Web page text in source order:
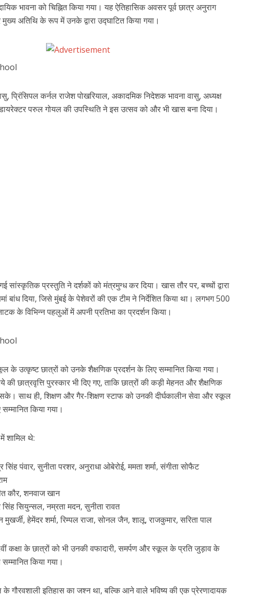
भावना को चिह्नित किया गया। यह ऐतिहासिक अवसर पूर्व छात्र अनुराग
अतिथि के रूप में उनके द्वारा उद्घाटित किया गया।
कर्नल राजेश पोखरियाल, अकादमिक निदेशक भावना वासु, अध्यक्ष
परुल गोयल की उपस्थिति ने इस उत्सव को और भी खास बना दिया।
प्रस्तुति ने दर्शकों को मंत्रमुग्ध कर दिया। खास तौर पर, बच्चों द्वारा
बांध दिया, जिसे मुंबई के पेशेवरों की एक टीम ने निर्देशित किया था। लगभग 500
के विभिन्न पहलुओं में अपनी प्रतिभा का प्रदर्शन किया।
के उत्कृष्ट छात्रों को उनके शैक्षणिक प्रदर्शन के लिए सम्मानित किया गया।
छात्रवृत्ति पुरस्कार भी दिए गए, ताकि छात्रों की कड़ी मेहनत और शैक्षणिक
सके। साथ ही, शिक्षण और गैर-शिक्षण स्टाफ को उनकी दीर्घकालीन सेवा और स्कूल
किया गया।
शामिल थे:
सिंह पंवार, सुनीता परशर, अनुराधा ओबेरोई, ममता शर्मा, संगीता सोफैट
कौर, शनवाज खान
सिंह सियुन्सल, नम्रता मदन, सुनीता रावत
मुखर्जी, हेमेंदर शर्मा, रिम्पल राजा, सोनल जैन, शालू, राजकुमार, सरिता पाल
के छात्रों को भी उनकी वफादारी, समर्पण और स्कूल के प्रति जुड़ाव के
किया गया।
इतिहास का जश्न था, बल्कि आने वाले भविष्य की एक प्रेरणादायक